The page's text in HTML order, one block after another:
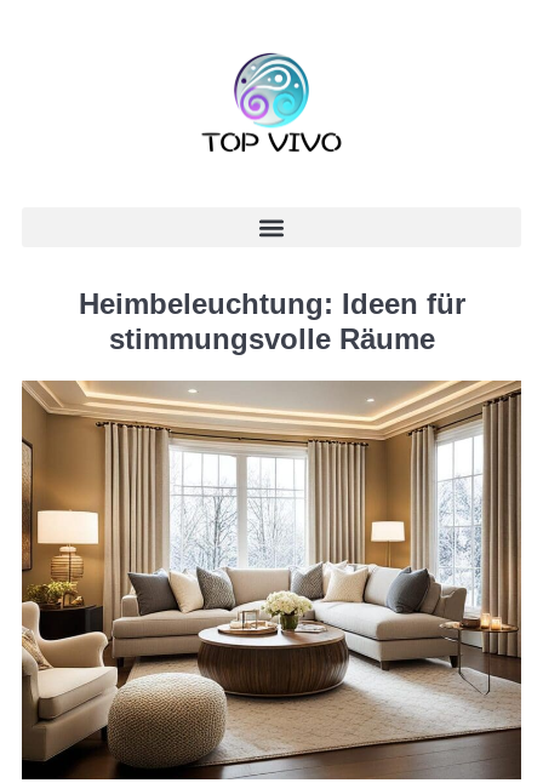
Heimbeleuchtung: Ideen für
stimmungsvolle Räume